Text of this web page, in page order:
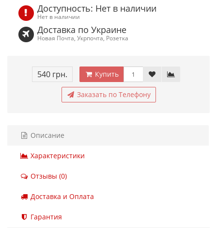
Доступность: Нет в наличии
Нет в наличии
Доставка по Украине
Новая Почта, Укрпочта, Розетка
540 грн. Купить
Заказать по Телефону
Описание
Характеристики
Отзывы (0)
Доставка и Оплата
Гарантия